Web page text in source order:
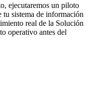
ejecutaremos un piloto
tu sistema de información
real de la Solución
operativo antes del